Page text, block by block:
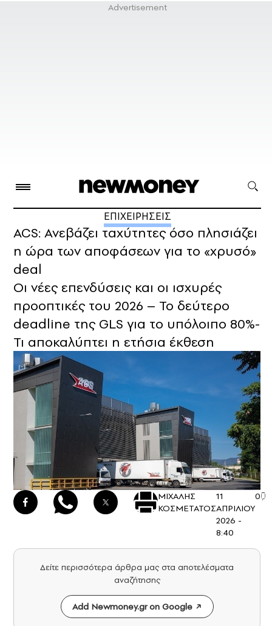
ΕΠΙΧΕΙΡΗΣΕΙΣ
ACS: Ανεβάζει ταχύτητες όσο πλησιάζει
η ώρα των αποφάσεων για το «χρυσό»
deal
Οι νέες επενδύσεις και οι ισχυρές
προοπτικές του 2026 – Το δεύτερο
deadline της GLS για το υπόλοιπο 80%-
Τι αποκαλύπτει η ετήσια έκθεση
ΜΙΧΑΛΗΣ
ΚΟΣΜΕΤΑΤΟΣ
11
ΑΠΡΙΛΙΟΥ
2026 -
8:40
0
Δείτε περισσότερα άρθρα μας στα αποτελέσματα
αναζήτησης
Add Newmoney.gr on Google